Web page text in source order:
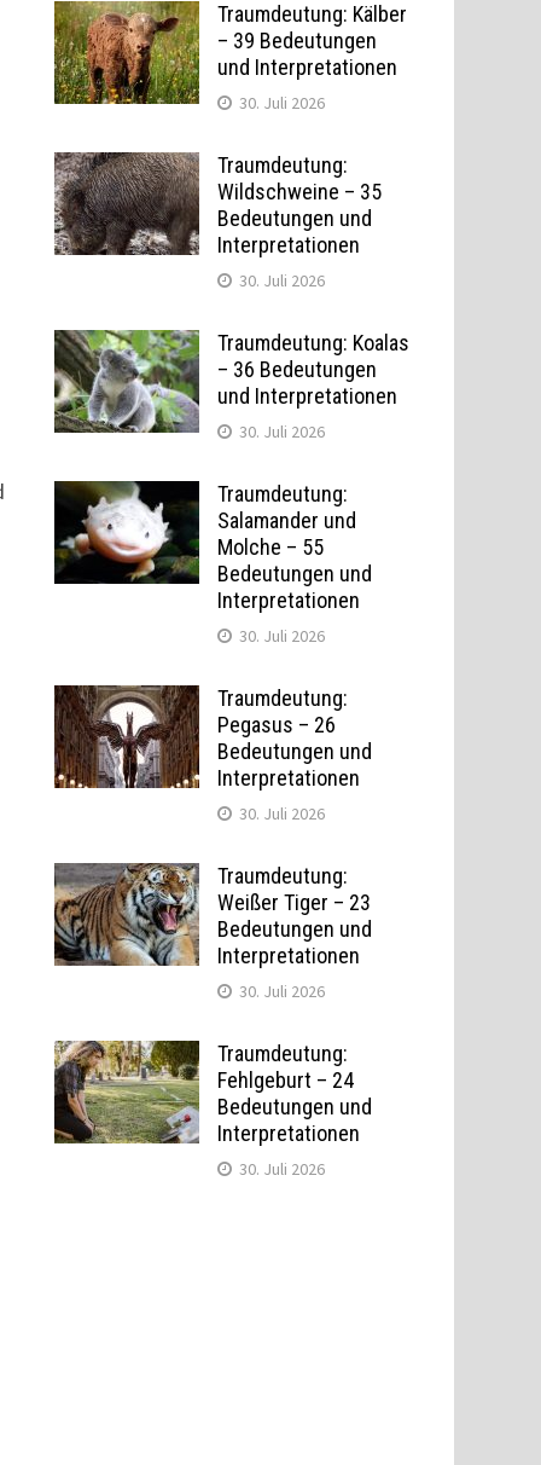
Traumdeutung: Kälber
– 39 Bedeutungen
und Interpretationen
30. Juli 2026
Traumdeutung:
Wildschweine – 35
Bedeutungen und
Interpretationen
30. Juli 2026
Traumdeutung: Koalas
– 36 Bedeutungen
und Interpretationen
30. Juli 2026
Traumdeutung:
Salamander und
Molche – 55
Bedeutungen und
Interpretationen
30. Juli 2026
Traumdeutung:
Pegasus – 26
Bedeutungen und
Interpretationen
30. Juli 2026
Traumdeutung:
Weißer Tiger – 23
Bedeutungen und
Interpretationen
30. Juli 2026
Traumdeutung:
Fehlgeburt – 24
Bedeutungen und
Interpretationen
30. Juli 2026